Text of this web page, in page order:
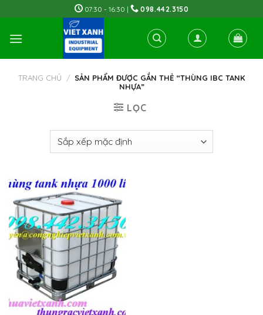
to
content
07:30 - 16:30 | 098.442.3150
TRANG CHỦ / SẢN PHẨM ĐƯỢC GẮN THẺ “THÙNG IBC TANK
NHỰA”
LỌC